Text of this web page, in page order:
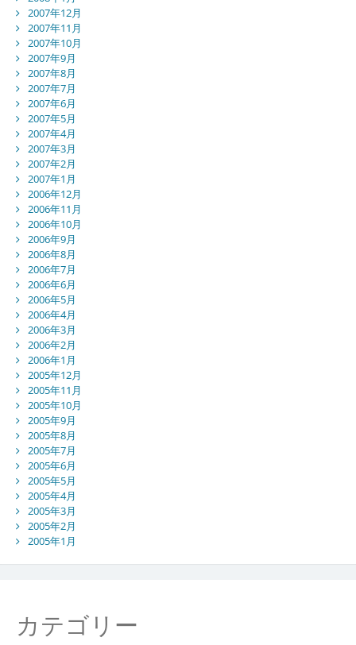
2007年12月
2007年11月
2007年10月
2007年9月
2007年8月
2007年7月
2007年6月
2007年5月
2007年4月
2007年3月
2007年2月
2007年1月
2006年12月
2006年11月
2006年10月
2006年9月
2006年8月
2006年7月
2006年6月
2006年5月
2006年4月
2006年3月
2006年2月
2006年1月
2005年12月
2005年11月
2005年10月
2005年9月
2005年8月
2005年7月
2005年6月
2005年5月
2005年4月
2005年3月
2005年2月
2005年1月
カテゴリー